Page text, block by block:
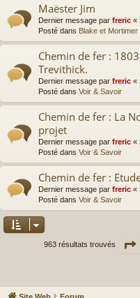
Maëster Jim
Dernier message par freric «
Posté dans Blake et
Chemin de fer :
Trevithick.
Dernier message par freric «
Posté dans Voir & Savoir
Chemin de fer : La
projet
Dernier message par freric «
Posté dans Voir & Savoir
Chemin de fer :
Dernier message par freric «
Posté dans Voir & Savoir
963 résultats trouvés